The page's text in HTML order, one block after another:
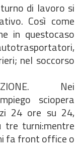
di lavoro si
Così come
in questocaso
nel soccorso
Nei
sciopera
24 ore su 24,
tre turni:mentre
fa front office o